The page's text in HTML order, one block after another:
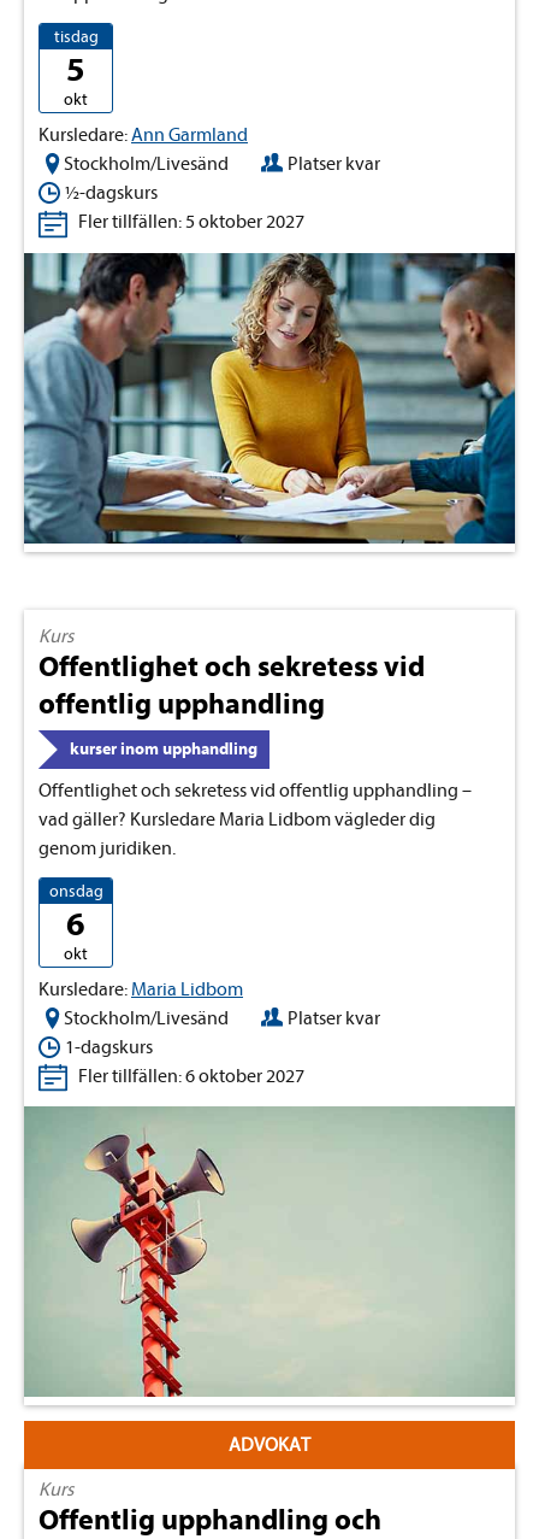
tisdag
5
okt
Kursledare:Ann Garmland
Stockholm/Livesänd
Platser kvar
½-dagskurs
Fler tillfällen: 5 oktober 2027
Kurs
Offentlighet och sekretess vid
offentlig upphandling
kurser inom upphandling
Offentlighet och sekretess vid offentlig upphandling –
vad gäller? Kursledare Maria Lidbom vägleder dig
genom juridiken.
onsdag
6
okt
Kursledare: Maria Lidbom
Stockholm/Livesänd
Platser kvar
1-dagskurs
Fler tillfällen: 6 oktober 2027
ADVOKAT
Kurs
Offentlig upphandling och